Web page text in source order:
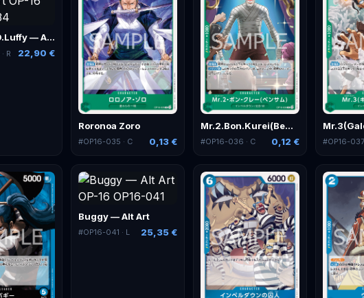
Monkey.D.Luffy — Alt Art
· R 22,90 €
Roronoa Zoro
#OP16-035 · C 0,13 €
Mr.2.Bon.Kurei(Bentham)
#OP16-036 · C 0,12 € #OP16-037
Buggy — Alt Art
#OP16-041 · L 25,35 €